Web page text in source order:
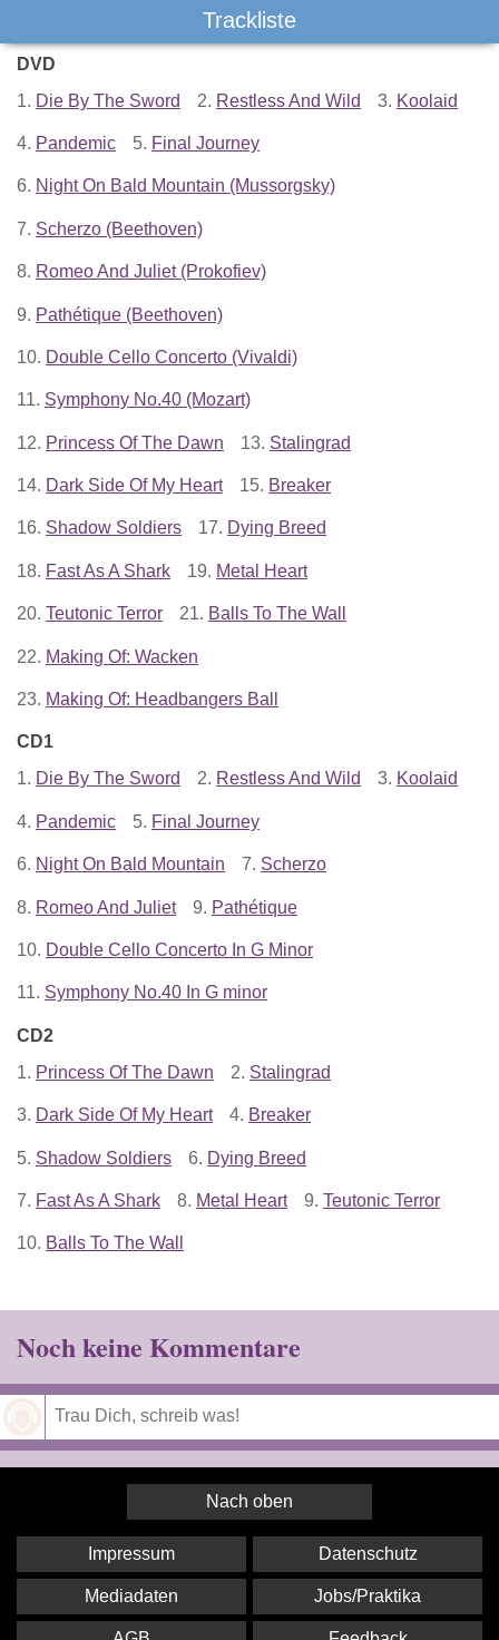
Trackliste
DVD
1. Die By The Sword 2. Restless And Wild 3. Koolaid
4. Pandemic 5. Final Journey
6. Night On Bald Mountain (Mussorgsky)
7. Scherzo (Beethoven)
8. Romeo And Juliet (Prokofiev)
9. Pathétique (Beethoven)
10. Double Cello Concerto (Vivaldi)
11. Symphony No.40 (Mozart)
12. Princess Of The Dawn 13. Stalingrad
14. Dark Side Of My Heart 15. Breaker
16. Shadow Soldiers 17. Dying Breed
18. Fast As A Shark 19. Metal Heart
20. Teutonic Terror 21. Balls To The Wall
22. Making Of: Wacken
23. Making Of: Headbangers Ball
CD1
1. Die By The Sword 2. Restless And Wild 3. Koolaid
4. Pandemic 5. Final Journey
6. Night On Bald Mountain 7. Scherzo
8. Romeo And Juliet 9. Pathétique
10. Double Cello Concerto In G Minor
11. Symphony No.40 In G minor
CD2
1. Princess Of The Dawn 2. Stalingrad
3. Dark Side Of My Heart 4. Breaker
5. Shadow Soldiers 6. Dying Breed
7. Fast As A Shark 8. Metal Heart 9. Teutonic Terror
10. Balls To The Wall
Noch keine Kommentare
Nach oben
Impressum Datenschutz
Mediadaten Jobs/Praktika